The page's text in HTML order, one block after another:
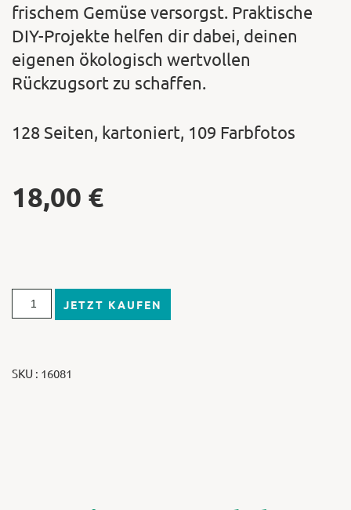
frischem Gemüse versorgst. Praktische
DIY-Projekte helfen dir dabei, deinen
eigenen ökologisch wertvollen
Rückzugsort zu schaffen.
128 Seiten, kartoniert, 109 Farbfotos
18,00 €
JETZT KAUFEN
SKU : 16081